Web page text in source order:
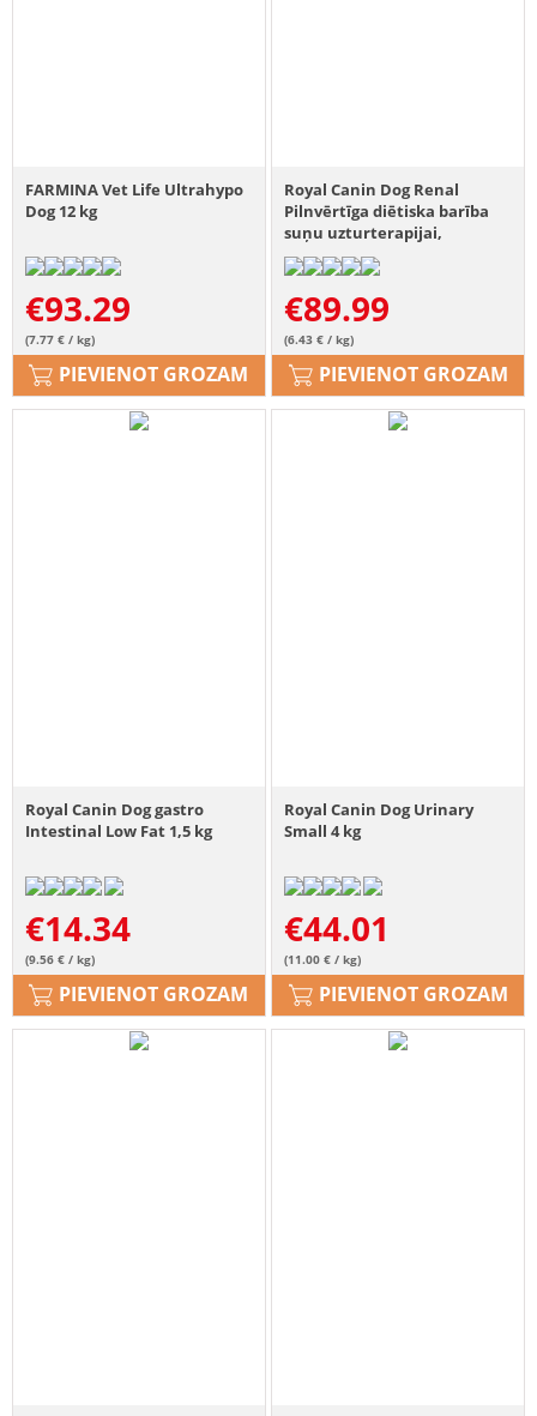
FARMINA Vet Life Ultrahypo
Dog 12 kg
€93.29
(7.77 € / kg)
PIEVIENOT GROZAM
Royal Canin Dog Renal
Pilnvērtīga diētiska barība
suņu uzturterapijai,
hroniskas un agrīnas nieru
mazspējas gadījumā 14 kg
€89.99
(6.43 € / kg)
PIEVIENOT GROZAM
Royal Canin Dog gastro
Intestinal Low Fat 1,5 kg
€14.34
(9.56 € / kg)
PIEVIENOT GROZAM
Royal Canin Dog Urinary
Small 4 kg
€44.01
(11.00 € / kg)
PIEVIENOT GROZAM